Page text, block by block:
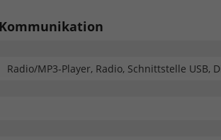
Radio/MP3-Player, Radio, Schnittstelle USB,